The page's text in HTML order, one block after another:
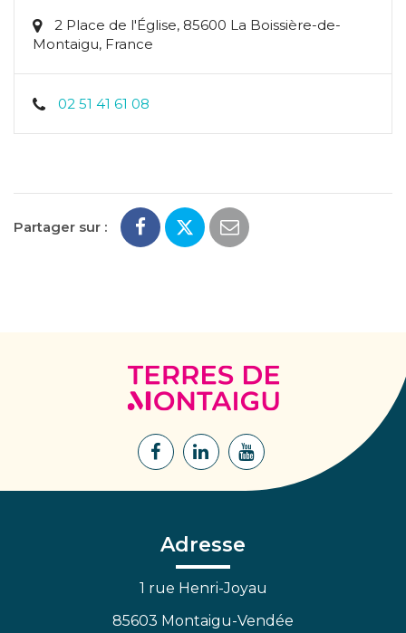
2 Place de l'Église, 85600 La Boissière-de-
Montaigu, France
02 51 41 61 08
Partager sur :
Terres
de
Montaigu
Lien
Facebook
Lien
Lien
Adresse
1 rue Henri-Joyau
85603 Montaigu-Vendée